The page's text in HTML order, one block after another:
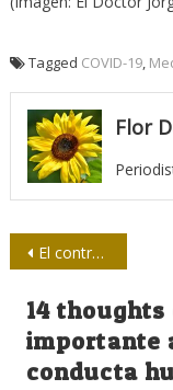
Tagged COVID-19,
Flor
de
entradas
El contrapunteo cubano del mate y el guarapo
14 thoughts
importante
conducta